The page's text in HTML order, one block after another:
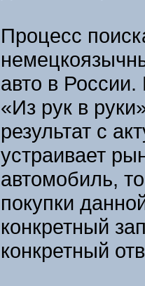
Процесс
авто в
«Из рук в
результат с
устраивает
автомобиль,
покупки
конкретный
конкретный